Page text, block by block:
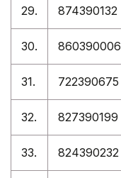
29. 874390132
30. 860390006
31. 722390675
32. 827390199
33. 824390232